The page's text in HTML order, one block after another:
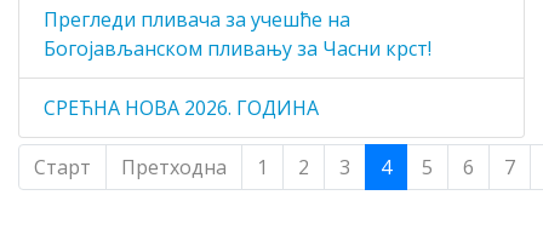
Прегледи пливача за учешће на
Богојављанском пливању за Часни крст!
СРЕЋНА НОВА 2026. ГОДИНА
Старт Претходна 1 2 3 4 5 6 7